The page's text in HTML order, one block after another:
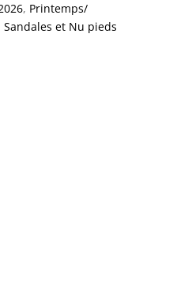
, Printemps/
Sandales et Nu pieds